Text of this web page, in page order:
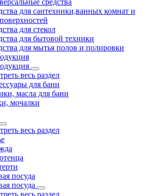
средства
для сантехники,ванных комнат и
для стекол
для бытовой техники
для мытья полов и полировки
весь раздел
для бани
масла для бани
мочалки
весь раздел
посуда
посуда
весь раздел